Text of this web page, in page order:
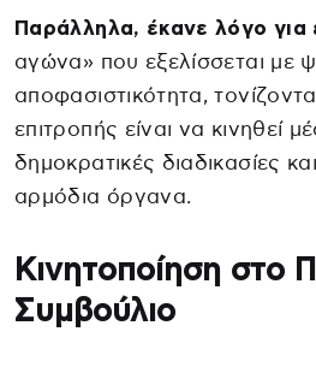
Παράλληλα, έκανε λόγο για
αγώνα» που εξελίσσεται με
αποφασιστικότητα,
επιτροπής είναι να κινηθεί
δημοκρατικές διαδικασίες
αρμόδια όργανα.
Κινητοποίηση στο
Συμβούλιο